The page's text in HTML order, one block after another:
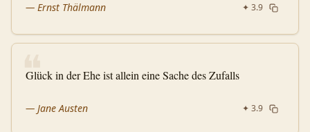
— Ernst Thälmann ✦ 3.9
❝
Glück in der Ehe ist allein eine Sache des Zufalls
— Jane Austen ✦ 3.9